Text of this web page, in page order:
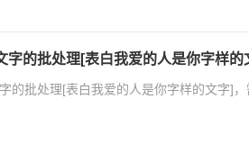
字的批处理[表白我爱的人是你字样的
的批处理[表白我爱的人是你字样的文字]，